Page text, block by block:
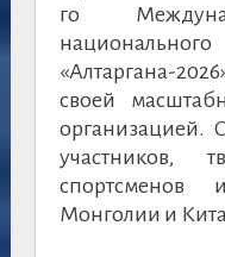
го
«Алтаргана-
своей
организацией.
участников,
Монголии и